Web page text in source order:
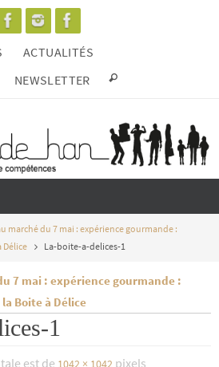
ACTUALITÉS
NEWSLETTER
marché du 7 mai : expérience gourmande :
Délice
La-boite-a-delices-1
7 mai : expérience gourmande :
Boite à Délice
1
est de 1042 × 1042 pixels